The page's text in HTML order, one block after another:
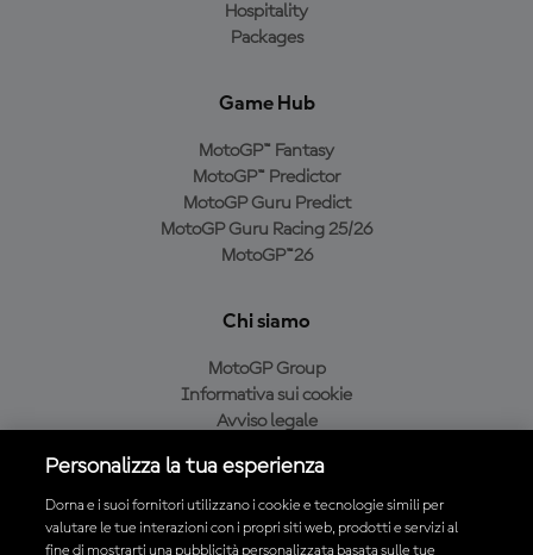
Hospitality
Packages
Game Hub
MotoGP™ Fantasy
MotoGP™ Predictor
MotoGP Guru Predict
MotoGP Guru Racing 25/26
MotoGP™26
Chi siamo
MotoGP Group
Informativa sui cookie
Avviso legale
Condizioni di acquisto
Personalizza la tua esperienza
Dorna e i suoi fornitori utilizzano i cookie e tecnologie simili per
valutare le tue interazioni con i propri siti web, prodotti e servizi al
fine di mostrarti una pubblicità personalizzata basata sulle tue